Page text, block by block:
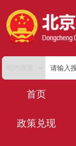
首页
政策兑现